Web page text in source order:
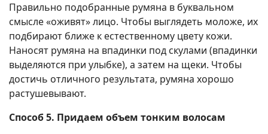
Правильно подобранные румяна в буквальном
смысле «оживят» лицо. Чтобы выглядеть моложе, их
подбирают ближе к естественному цвету кожи.
Наносят румяна на впадинки под скулами (впадинки
выделяются при улыбке), а затем на щеки. Чтобы
достичь отличного результата, румяна хорошо
растушевывают.
Способ 5. Придаем объем тонким волосам